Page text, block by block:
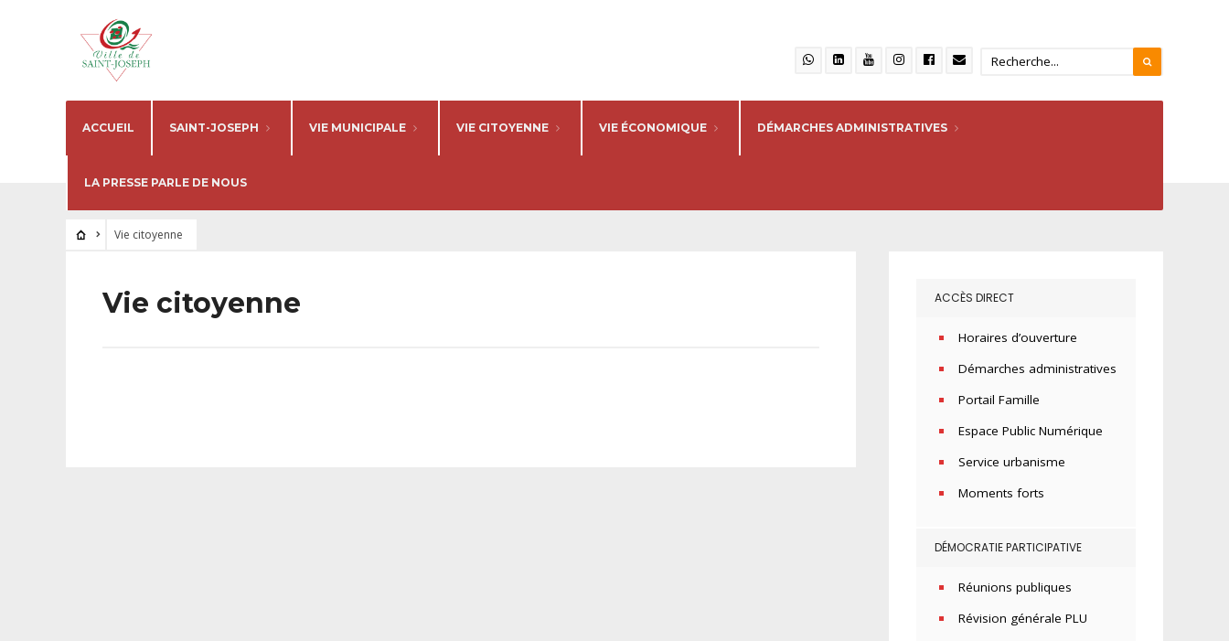
ACCUEIL SAINT-JOSEPH VIE MUNICIPALE VIE CITOYENNE VIE ÉCONOMIQUE DÉMARCHES ADMINISTRATIVES
LA PRESSE PARLE DE NOUS
Vie citoyenne
Vie citoyenne ACCÈS DIRECT
Horaires d’ouverture
Démarches administratives
Portail Famille
Espace Public Numérique
Service urbanisme
Moments forts
DÉMOCRATIE PARTICIPATIVE
Réunions publiques
Révision générale PLU